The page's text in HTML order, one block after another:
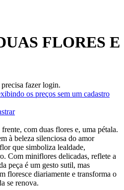
FLORES E
fazer login.
os preços sem um cadastro
com duas flores e, uma pétala.
à beleza silenciosa do amor
que simboliza lealdade,
Com miniflores delicadas, reflete a
peça é um gesto sutil, mas
floresce diariamente e transforma o
se renova.